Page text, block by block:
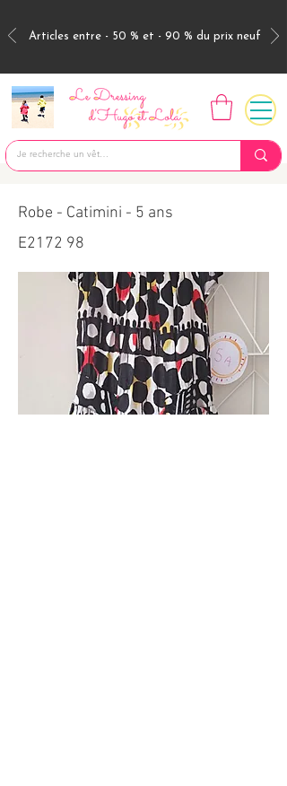
Articles entre - 50 % et - 90 % du prix neuf
Robe - Catimini - 5 ans
E2172 98